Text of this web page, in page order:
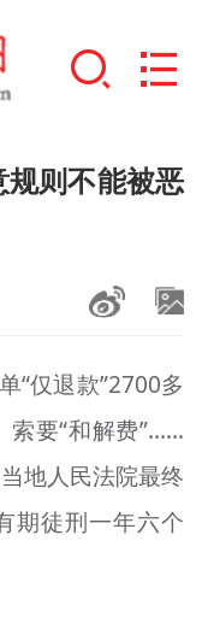
+
则不能被恶
“仅退款”2700多
索要“和解费”……
地人民法院最终
期徒刑一年六个